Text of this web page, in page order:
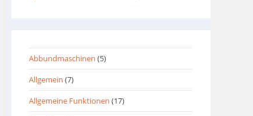
Abbundmaschinen (5)
Allgemein (7)
Allgemeine Funktionen (17)